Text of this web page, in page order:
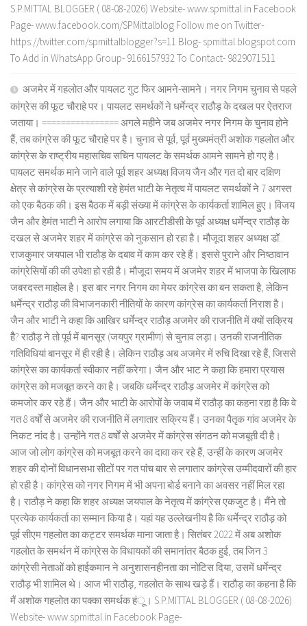
S.P.MITTAL BLOGGER ( 08-08-2026) Website- www.spmittal.in Facebook
Page- www.facebook.com/SPMittalblog Follow me on Twitter-
https://twitter.com/spmittalblogger?s=11 Blog- spmittal.blogspot.com
To Add in WhatsApp Group- 9166157932 To Contact- 9829071511
अजमेर में गहलोत और पायलट गुट फिर आमने-सामने। नगर निगम चुनाव से पहले
कांग्रेस की फूट चौराहे पर। पायलट समर्थकों ने धर्मेन्द्र राठौड़ के दखल पर ऐतराज
जताया। ================ अगले महीने जब अजमेर नगर निगम के चुनाव होने
हैं, तब कांग्रेस की फूट चौराहे पर है। चुनाव से पूर्व, पूर्व मुख्यमंत्री अशोक गहलोत और
कांग्रेस के राष्ट्रीय महासचिव सचिन पायलट के समर्थक आमने सामने हो गए है।
पायलट समर्थक माने जाने वाले पूर्व शहर अध्यक्ष विजय जैन और गत दो बार दक्षिण
क्षेत्र से कांग्रेस के प्रत्याशी रहे हेमंत भाटी के नेतृत्व में पायलट समर्थकों ने 7 अगस्त
को एक बैठक की। इस बैठक में बड़ी संख्या में कांग्रेस के कार्यकर्ता शामिल हुए। विजय
जैन और हेमंत भाटी ने आरोप लगाया कि आरटीडीसी के पूर्व अध्यक्ष धर्मेन्द्र राठौड़ के
दखल से अजमेर शहर में कांग्रेस को नुकसान हो रहा है। मौजूदा शहर अध्यक्ष डॉ.
राजकुमार जयपाल भी राठौड़ के दबाव में काम कर रहे हैं। इससे पुराने और निष्ठावान
कांग्रेसियों की की उपेक्षा हो रही है। मौजूदा समय में अजमेर शहर में भाजपा के खिलाफ
जबरदस्त माहोल है। इस बार नगर निगम का मेयर कांग्रेस का बन सकता है, लेकिन
धर्मेन्द्र राठौड़ की विभाजनकारी नीतियों के कारण कांग्रेस का कार्यकर्ता निराश है।
जैन और भाटी ने कहा कि आखिर धर्मेन्द्र राठौड़ अजमेर की राजनीति में क्यों सक्रिय
हैै? राठौड़ ने तो पूर्व में बानसूर (जयपुर ग्रामीण) से चुनाव लड़ा। उनकी राजनीतिक
गतिविधियां बानसूर में ही रही है। लेकिन राठौड़ अब अजमेर में रुचि दिखा रहे हैं, जिससे
कांग्रेस का कार्यकर्ता स्वीकार नहीं करेगा। जैन और भाट ने कहा कि हमारा प्रयास
कांग्रेस को मजबूत करने का है। जबकि धर्मेन्द्र राठौड़ अजमेर में कांग्रेस को
कमजोर कर रहे हैं। जैन और भाटी के आरोपों के जवाब में राठौड़ का कहना रहा है कि वे
गत 8 वर्षों से अजमेर की राजनीति में लगातार सक्रिय हैं। उनका पैतृक गांव अजमेर के
निकट नांद है। उन्होंने गत 8 वर्षों से अजमेर में कांग्रेस संगठन को मजबूती दी है।
आज जो लोग कांग्रेस को मजबूत करने का दावा कर रहे हैं, उन्हीं के कारण अजमेर
शहर की दोनों विधानसभा सीटों पर गत पांच बार से लगातार कांग्रेस उम्मीदवारों की हार
हो रही है। कांग्रेस को नगर निगम में भी अपना बोर्ड बनाने का अवसर नहीं मिल रहा
है। राठौड़ ने कहा कि शहर अध्यक्ष जयपाल के नेतृत्व में कांग्रेस एकजुट है। मैंने तो
प्रत्येक कार्यकर्ता का सम्मान किया है। यहां यह उल्लेखनीय है कि धर्मेन्द्र राठौड़ को
पूर्व सीएम गहलोत का कट्टर समर्थक माना जाता है। सितंबर 2022 में अब अशोक
गहलोत के समर्थन में कांग्रेस के विधायकों की समानांतर बैठक हुई, तब जिन 3
कांग्रेसी नेताओं को हाईकमान ने अनुशासनहीनता का नोटिस दिया, उसमें धर्मेन्द्र
राठौड़ भी शामिल थे। आज भी राठौड़, गहलोत के साथ खड़े हैं। राठौड़ का कहना है कि
मैं अशोक गहलोत का पक्का समर्थक हंू। S.P.MITTAL BLOGGER ( 08-08-2026)
Website- www.spmittal.in Facebook Page-